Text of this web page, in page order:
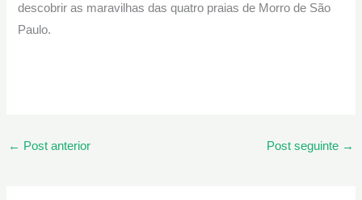
descobrir as maravilhas das quatro praias de Morro de São
Paulo.
← Post anterior Post seguinte →